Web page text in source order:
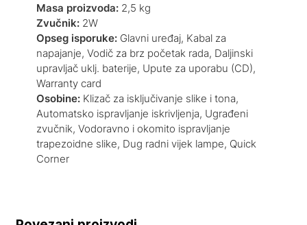
Masa proizvoda:2,5 kg
Zvučnik:2W
Opseg isporuke:Glavni uređaj, Kabal za
napajanje, Vodič za brz početak rada, Daljinski
upravljač uklj. baterije, Upute za uporabu (CD),
Warranty card
Osobine: Klizač za isključivanje slike i tona,
Automatsko ispravljanje iskrivljenja, Ugrađeni
zvučnik, Vodoravno i okomito ispravljanje
trapezoidne slike, Dug radni vijek lampe, Quick
Corner